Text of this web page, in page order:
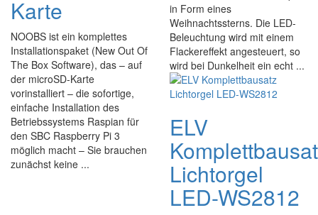
Karte
NOOBS ist ein komplettes
Installationspaket (New Out Of
The Box Software), das – auf
der microSD-Karte
vorinstalliert – die sofortige,
einfache Installation des
Betriebssystems Raspian für
den SBC Raspberry Pi 3
möglich macht – Sie brauchen
zunächst keine ...
in Form eines
Weihnachtssterns. Die LED-
Beleuchtung wird mit einem
Flackereffekt angesteuert, so
wird bei Dunkelheit ein echt ...
ELV
Lichtorgel
LED-WS2812